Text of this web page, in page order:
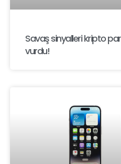
Savaş sinyalleri kripto
vurdu!